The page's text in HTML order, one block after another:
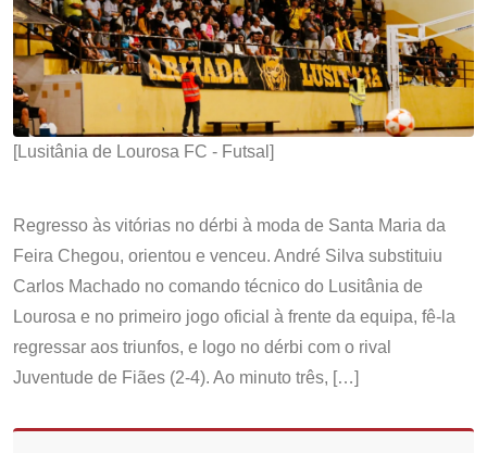
[Lusitânia de Lourosa FC - Futsal]
Regresso às vitórias no dérbi à moda de Santa Maria da
Feira Chegou, orientou e venceu. André Silva substituiu
Carlos Machado no comando técnico do Lusitânia de
Lourosa e no primeiro jogo oficial à frente da equipa, fê-la
regressar aos triunfos, e logo no dérbi com o rival
Juventude de Fiães (2-4). Ao minuto três, […]